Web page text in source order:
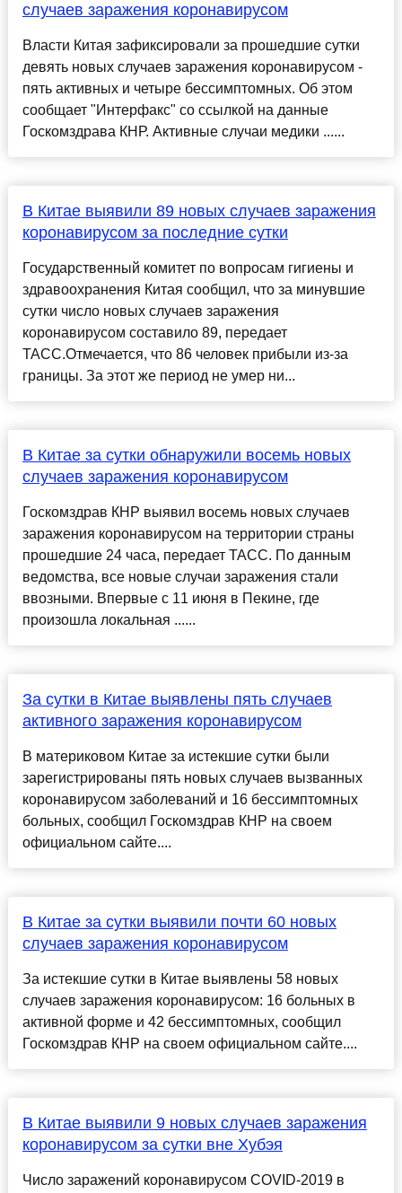
случаев заражения коронавирусом
Власти Китая зафиксировали за прошедшие сутки
девять новых случаев заражения коронавирусом -
пять активных и четыре бессимптомных. Об этом
сообщает "Интерфакс" со ссылкой на данные
Госкомздрава КНР. Активные случаи медики ......
В Китае выявили 89 новых случаев заражения
коронавирусом за последние сутки
Государственный комитет по вопросам гигиены и
здравоохранения Китая сообщил, что за минувшие
сутки число новых случаев заражения
коронавирусом составило 89, передает
ТАСС.Отмечается, что 86 человек прибыли из-за
границы. За этот же период не умер ни...
В Китае за сутки обнаружили восемь новых
случаев заражения коронавирусом
Госкомздрав КНР выявил восемь новых случаев
заражения коронавирусом на территории страны
прошедшие 24 часа, передает ТАСС. По данным
ведомства, все новые случаи заражения стали
ввозными. Впервые с 11 июня в Пекине, где
произошла локальная ......
За сутки в Китае выявлены пять случаев
активного заражения коронавирусом
В материковом Китае за истекшие сутки были
зарегистрированы пять новых случаев вызванных
коронавирусом заболеваний и 16 бессимптомных
больных, сообщил Госкомздрав КНР на своем
официальном сайте....
В Китае за сутки выявили почти 60 новых
случаев заражения коронавирусом
За истекшие сутки в Китае выявлены 58 новых
случаев заражения коронавирусом: 16 больных в
активной форме и 42 бессимптомных, сообщил
Госкомздрав КНР на своем официальном сайте....
В Китае выявили 9 новых случаев заражения
коронавирусом за сутки вне Хубэя
Число заражений коронавирусом COVID-2019 в